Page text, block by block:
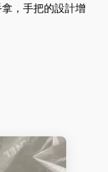
，手把的設計增